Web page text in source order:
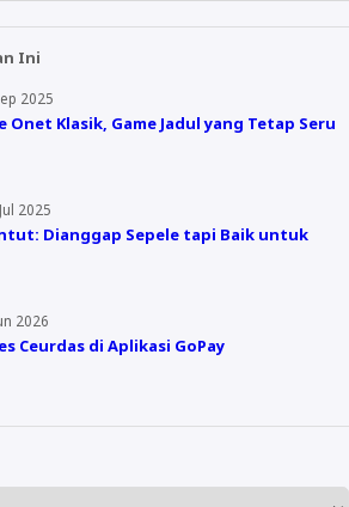
Ini
2025
Onet Klasik, Game Jadul yang Tetap Seru
2025
Dianggap Sepele tapi Baik untuk
2026
Ceurdas di Aplikasi GoPay